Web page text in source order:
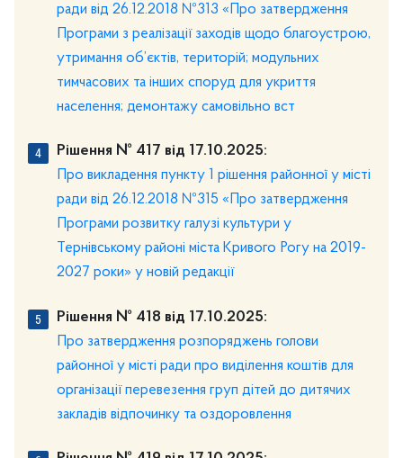
ради від 26.12.2018 №313 «Про затвердження
Програми з реалізації заходів щодо благоустрою,
утримання об’єктів, територій; модульних
тимчасових та інших споруд для укриття
населення; демонтажу самовільно вст
Рішення № 417 від 17.10.2025:
Про викладення пункту 1 рішення районної у місті
ради від 26.12.2018 №315 «Про затвердження
Програми розвитку галузі культури у
Тернівському районі міста Кривого Рогу на 2019-
2027 роки» у новій редакції
Рішення № 418 від 17.10.2025:
Про затвердження розпоряджень голови
районної у місті ради про виділення коштів для
організації перевезення груп дітей до дитячих
закладів відпочинку та оздоровлення